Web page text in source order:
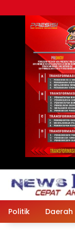
ke
Politik Daerah